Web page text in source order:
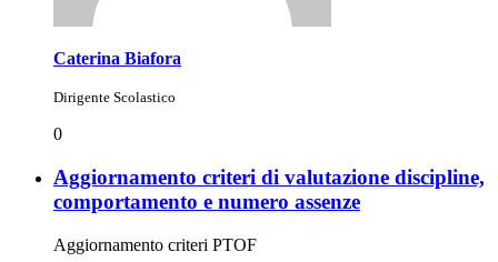
Caterina Biafora
Dirigente Scolastico
0
Aggiornamento criteri di valutazione discipline,
comportamento e numero assenze
Aggiornamento criteri PTOF